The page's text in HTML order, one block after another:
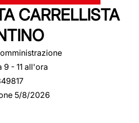
CARRELLISTA
9 - 11 all'ora
5/8/2026